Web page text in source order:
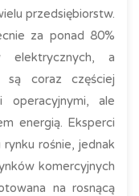
przedsiębiorstw.
za ponad 80%
elektrycznych, a
coraz częściej
ale
energią. Eksperci
rośnie, jednak
komercyjnych
na rosnącą